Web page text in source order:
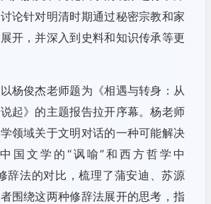
论针对明清时期通过秘密宗教和家
开，并深入到史料和知识传承等更
杨俊杰老师题为《相遇与转身：从
起》的主题报告拉开序幕。杨老师
领域关于文明对话的一种可能解决
国文学的“讽喻”和西方哲学中
辞法的对比，梳理了蒲安迪、苏源
围绕这两种修辞法展开的思考，指